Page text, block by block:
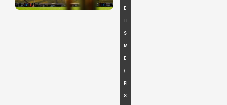
É
TI
S
M
E
/
PI
S